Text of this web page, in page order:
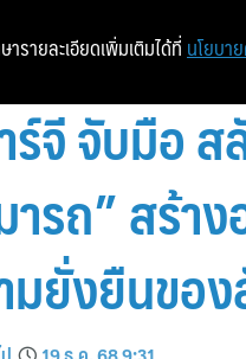
ร์จี จับมือ
ารถ” สร้า
มยั่งยืนขอ
รายละเอียดเพิ่มเติมได้ที่ นโยบา